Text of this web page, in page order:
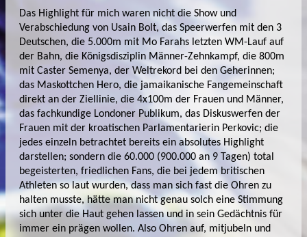
Das Highlight für mich waren nicht die Show und
Verabschiedung von Usain Bolt, das Speerwerfen mit den 3
Deutschen, die 5.000m mit Mo Farahs letzten WM-Lauf auf
der Bahn, die Königsdisziplin Männer-Zehnkampf, die 800m
mit Caster Semenya, der Weltrekord bei den Geherinnen;
das Maskottchen Hero, die jamaikanische Fangemeinschaft
direkt an der Ziellinie, die 4x100m der Frauen und Männer,
das fachkundige Londoner Publikum, das Diskuswerfen der
Frauen mit der kroatischen Parlamentarierin Perkovic; die
jedes einzeln betrachtet bereits ein absolutes Highlight
darstellen; sondern die 60.000 (900.000 an 9 Tagen) total
begeisterten, friedlichen Fans, die bei jedem britischen
Athleten so laut wurden, dass man sich fast die Ohren zu
halten musste, hätte man nicht genau solch eine Stimmung
sich unter die Haut gehen lassen und in sein Gedächtnis für
immer ein prägen wollen. Also Ohren auf, mitjubeln und